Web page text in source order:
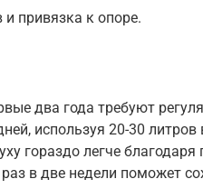
привязка к опоре.
два года требуют
используя 20-30
гораздо легче
в две недели поможет